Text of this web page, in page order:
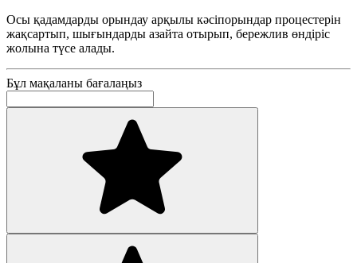
Осы қадамдарды орындау арқылы кәсіпорындар процестерін
жақсартып, шығындарды азайта отырып, бережлив өндіріс
жолына түсе алады.
Бұл мақаланы бағалаңыз